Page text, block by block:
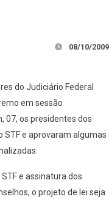
08/10/2009
do Judiciário Federal
em sessão
07, os presidentes dos
STF e aprovaram algumas
e assinatura dos
o projeto de lei seja